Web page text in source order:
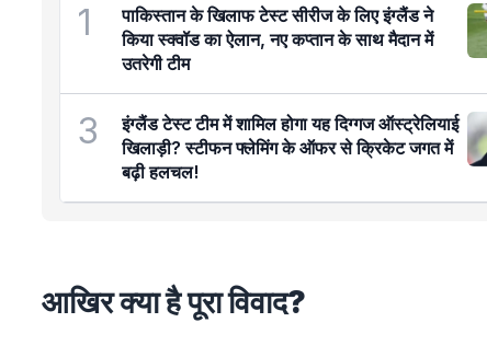
1
पाकिस्तान के खिलाफ टेस्ट सीरीज के लिए इंग्लैंड ने
किया स्क्वॉड का ऐलान, नए कप्तान के साथ मैदान में
उतरेगी टीम
3
इंग्लैंड टेस्ट टीम में शामिल होगा यह दिग्गज ऑस्ट्रेलियाई
खिलाड़ी? स्टीफन फ्लेमिंग के ऑफर से क्रिकेट जगत में
बढ़ी हलचल!
आखिर क्या है पूरा विवाद?